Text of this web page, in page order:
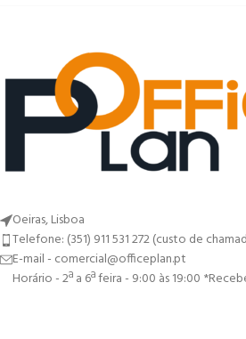
Oeiras, Lisboa
Telefone: (351) 911 531 272 (custo de
E-mail - comercial@officeplan.pt
Horário - 2ª a 6ª feira - 9:00 às 19:00